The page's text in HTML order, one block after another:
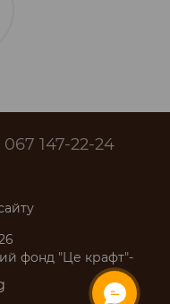
067 147-22-24
фонд "Це крафт"-